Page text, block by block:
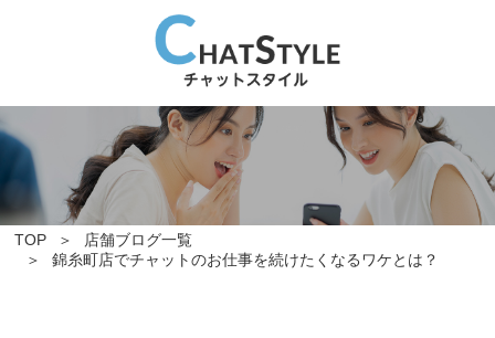
TOP
店舗ブログ一覧
錦糸町店でチャットのお仕事を続けたくなるワケとは？